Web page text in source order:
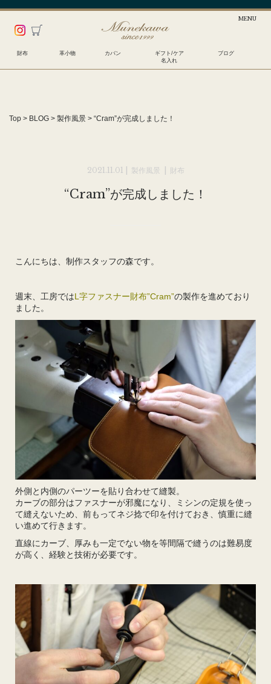
財布 革小物 カバン
ギフト/ケア
名入れ
ブログ
Top > BLOG > 製作風景 > “Cram”が完成しました！
2021.11.01 | 製作風景 財布
“Cram”が完成しました！
こんにちは、制作スタッフの森です。
週末、工房ではL字ファスナー財布”Cram”の製作を進めており
ました。
外側と内側のパーツーを貼り合わせて縫製。
カーブの部分はファスナーが邪魔になり、ミシンの定規を使っ
て縫えないため、前もってネジ捻で印を付けておき、慎重に縫
い進めて行きます。
直線にカーブ、厚みも一定でない物を等間隔で縫うのは難易度
が高く、経験と技術が必要です。